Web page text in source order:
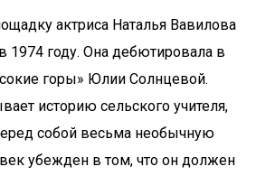
актриса Наталья Вавилова
1974 году. Она дебютировала в
горы» Юлии Солнцевой.
историю сельского учителя,
собой весьма необычную
убежден в том, что он должен